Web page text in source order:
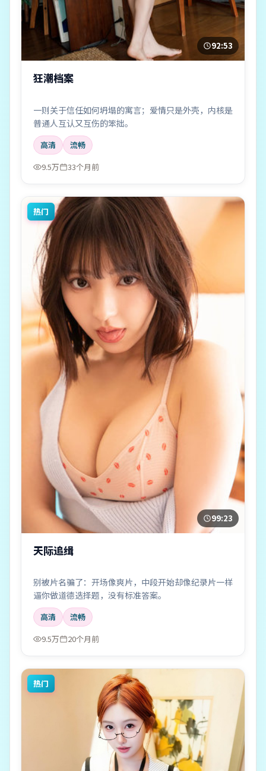
92:53
狂潮档案
一则关于信任如何坍塌的寓言；爱情只是外壳，内核是
普通人互认又互伤的笨拙。
高清
流畅
9.5万
33个月前
热门
99:23
天际追缉
别被片名骗了：开场像爽片，中段开始却像纪录片一样
逼你做道德选择题，没有标准答案。
高清
流畅
9.5万
20个月前
热门